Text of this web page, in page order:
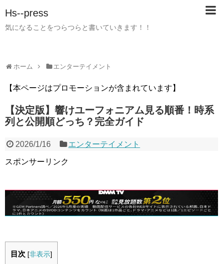
Hs--press
気になることをつらつらと書いていきます！！
ホーム エンターテイメント
【本ページはプロモーションが含まれています】
【決定版】響けユーフォニアム見る順番！時系
列と公開順どっち？完全ガイド
2026/1/16 エンターテイメント
スポンサーリンク
目次 [非表示]